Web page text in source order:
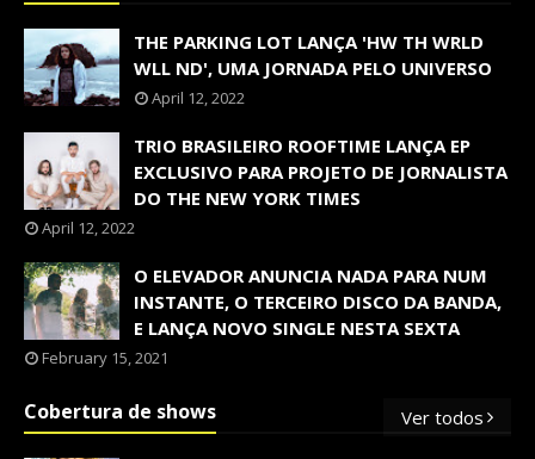
THE PARKING LOT LANÇA 'HW TH WRLD
WLL ND', UMA JORNADA PELO UNIVERSO
April 12, 2022
TRIO BRASILEIRO ROOFTIME LANÇA EP
EXCLUSIVO PARA PROJETO DE JORNALISTA
DO THE NEW YORK TIMES
April 12, 2022
O ELEVADOR ANUNCIA NADA PARA NUM
INSTANTE, O TERCEIRO DISCO DA BANDA,
E LANÇA NOVO SINGLE NESTA SEXTA
February 15, 2021
Cobertura de shows Ver todos